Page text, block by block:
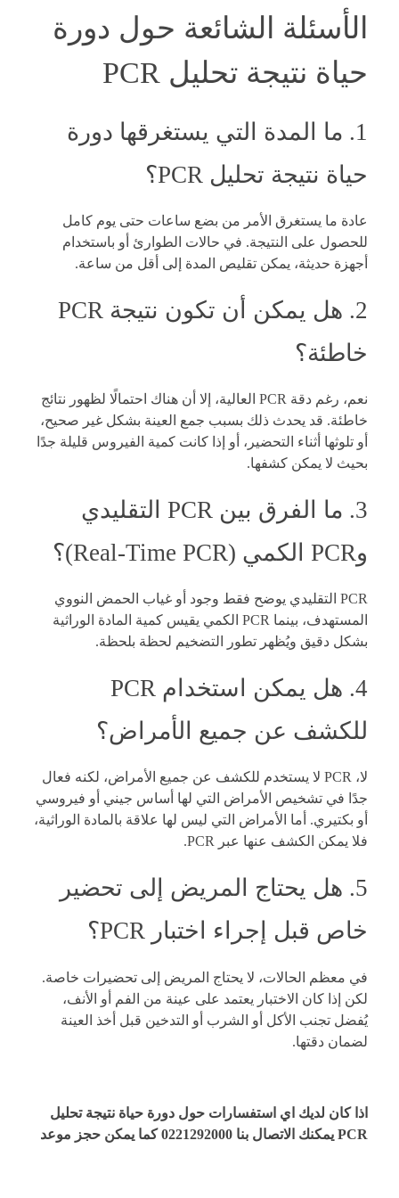
الأسئلة الشائعة حول دورة
حياة نتيجة تحليل PCR
1. ما المدة التي يستغرقها دورة
حياة نتيجة تحليل PCR؟
عادة ما يستغرق الأمر من بضع ساعات حتى يوم كامل
للحصول على النتيجة. في حالات الطوارئ أو باستخدام
أجهزة حديثة، يمكن تقليص المدة إلى أقل من ساعة.
2. هل يمكن أن تكون نتيجة PCR
خاطئة؟
نعم، رغم دقة PCR العالية، إلا أن هناك احتمالًا لظهور نتائج
خاطئة. قد يحدث ذلك بسبب جمع العينة بشكل غير صحيح،
أو تلوثها أثناء التحضير، أو إذا كانت كمية الفيروس قليلة جدًا
بحيث لا يمكن كشفها.
3. ما الفرق بين PCR التقليدي
وPCR الكمي (Real-Time PCR)؟
PCR التقليدي يوضح فقط وجود أو غياب الحمض النووي
المستهدف، بينما PCR الكمي يقيس كمية المادة الوراثية
بشكل دقيق ويُظهر تطور التضخيم لحظة بلحظة.
4. هل يمكن استخدام PCR
للكشف عن جميع الأمراض؟
لا، PCR لا يستخدم للكشف عن جميع الأمراض، لكنه فعال
جدًا في تشخيص الأمراض التي لها أساس جيني أو فيروسي
أو بكتيري. أما الأمراض التي ليس لها علاقة بالمادة الوراثية،
فلا يمكن الكشف عنها عبر PCR.
5. هل يحتاج المريض إلى تحضير
خاص قبل إجراء اختبار PCR؟
في معظم الحالات، لا يحتاج المريض إلى تحضيرات خاصة.
لكن إذا كان الاختبار يعتمد على عينة من الفم أو الأنف،
يُفضل تجنب الأكل أو الشرب أو التدخين قبل أخذ العينة
لضمان دقتها.
اذا كان لديك اي استفسارات حول دورة حياة نتيجة تحليل
PCR يمكنك الاتصال بنا
0221292000كما يمكن حجز موعد